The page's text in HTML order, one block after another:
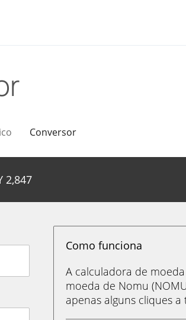
Conversor
2,847
Como funciona
A calculadora de
moeda de Nomu
apenas alguns cliques